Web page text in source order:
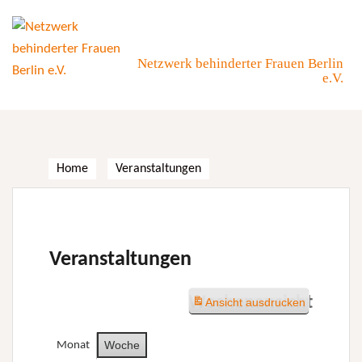
content
Netzwerk behinderter Frauen Berlin
e.V.
Home Veranstaltungen
Veranstaltungen
Wochenansicht
Monat Woche
Ansichtausdrucken